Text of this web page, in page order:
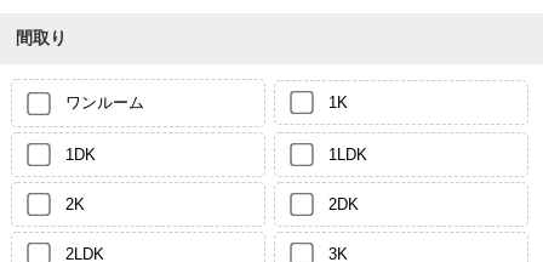
間取り
ワンルーム 1K
1DK 1LDK
2K 2DK
2LDK 3K